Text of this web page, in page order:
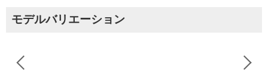
モデルバリエーション